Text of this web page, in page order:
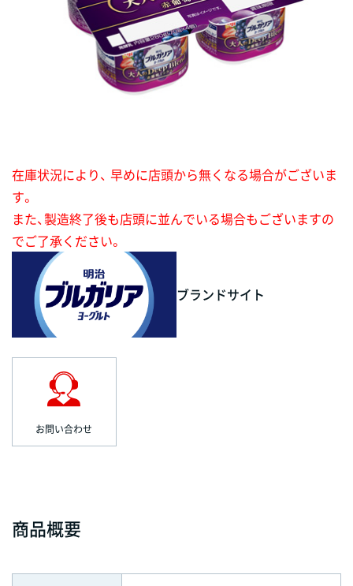
在庫状況により、 早めに店頭から無くなる場合がございま
す。
また、製造終了後も店頭に並んでいる場合もございますの
でご了承ください。
ブランドサイト
お問い合わせ
商品概要